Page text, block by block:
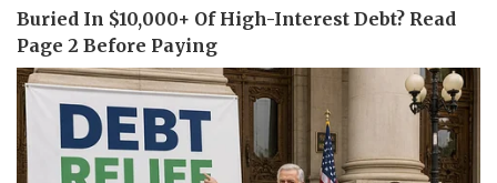
Khởi nghiệp
Tiêu dùng
Giá cà phê